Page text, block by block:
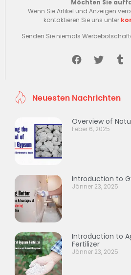
Möchten Sie
Wenn Sie Artikel und Anzeigen
kontaktieren Sie uns unter
Senden Sie niemals
Neuesten Nachrichten
Overview of
Feber 6, 2025
Introduction to
Jänner 23, 2025
Introduction to
Fertilizer
Jänner 23, 2025